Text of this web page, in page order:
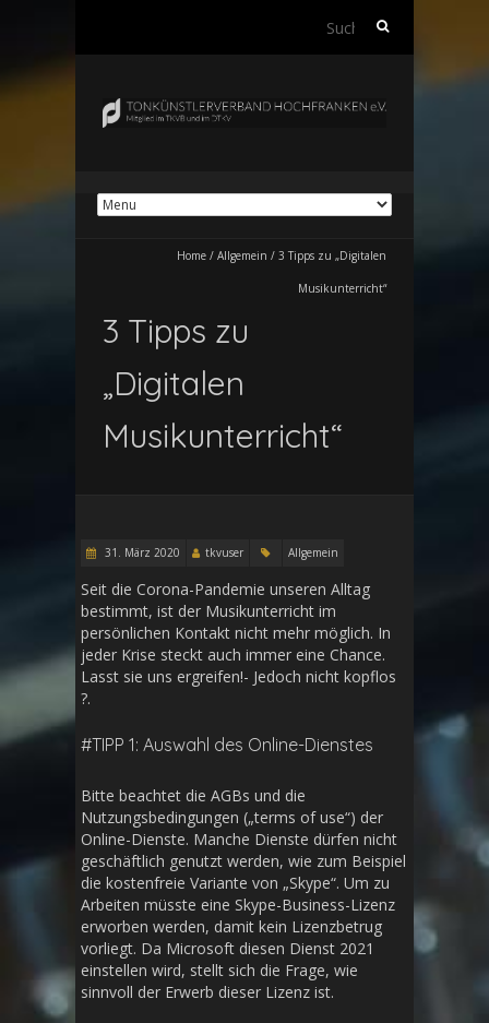
Suchen
Home / Allgemein / 3 Tipps zu „Digitalen
Musikunterricht“
3 Tipps zu
„Digitalen
Musikunterricht“
31. März 2020 tkvuser Allgemein
Seit die Corona-Pandemie unseren Alltag
bestimmt, ist der Musikunterricht im
persönlichen Kontakt nicht mehr möglich. In
jeder Krise steckt auch immer eine Chance.
Lasst sie uns ergreifen!- Jedoch nicht kopflos
?.
#TIPP 1: Auswahl des Online-Dienstes
Bitte beachtet die AGBs und die
Nutzungsbedingungen („terms of use“) der
Online-Dienste. Manche Dienste dürfen nicht
geschäftlich genutzt werden, wie zum Beispiel
die kostenfreie Variante von „Skype“. Um zu
Arbeiten müsste eine Skype-Business-Lizenz
erworben werden, damit kein Lizenzbetrug
vorliegt. Da Microsoft diesen Dienst 2021
einstellen wird, stellt sich die Frage, wie
sinnvoll der Erwerb dieser Lizenz ist.